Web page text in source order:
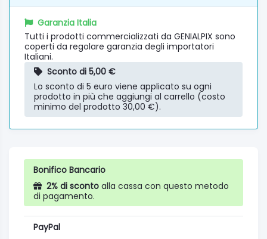
Garanzia Italia
Tutti i prodotti commercializzati da GENIALPIX sono
coperti da regolare garanzia degli importatori
Italiani.
Sconto di 5,00 €
Lo sconto di 5 euro viene applicato su ogni
prodotto in più che aggiungi al carrello (costo
minimo del prodotto 30,00 €).
Bonifico Bancario
2% di sconto alla cassa con questo metodo
di pagamento.
PayPal